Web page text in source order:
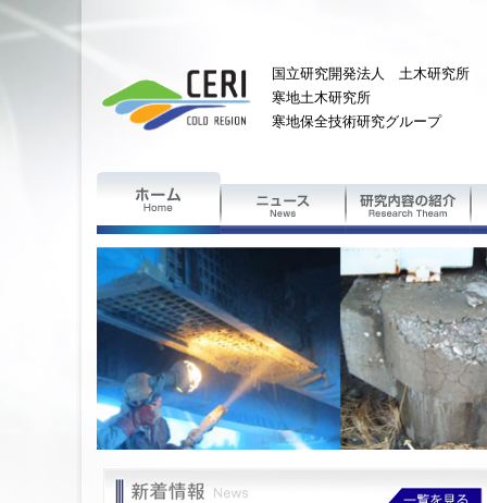
国立研究開発法人 土木研究所
寒地土木研究所
寒地保全技術研究グループ